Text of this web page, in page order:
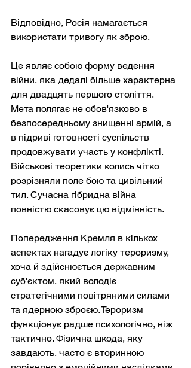
Відповідно, Росія намагається
використати тривогу як зброю.
Це являє собою форму ведення
війни, яка дедалі більше характерна
для двадцять першого століття.
Мета полягає не обов'язково в
безпосередньому знищенні армій, а
в підриві готовності суспільств
продовжувати участь у конфлікті.
Військові теоретики колись чітко
розрізняли поле бою та цивільний
тил. Сучасна гібридна війна
повністю скасовує цю відмінність.
Попередження Кремля в кількох
аспектах нагадує логіку тероризму,
хоча й здійснюється державним
суб'єктом, який володіє
стратегічними повітряними силами
та ядерною зброєю. Тероризм
функціонує радше психологічно, ніж
тактично. Фізична шкода, яку
завдають, часто є вторинною